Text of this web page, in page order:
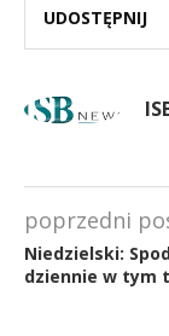
UDOSTĘPNIJ
poprzedni
Niedzielski:
dziennie w tym